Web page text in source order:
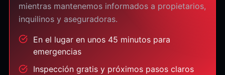
mientras mantenemos informados a propietarios,
inquilinos y aseguradoras.
En el lugar en unos 45 minutos para
emergencias
Inspección gratis y próximos pasos claros